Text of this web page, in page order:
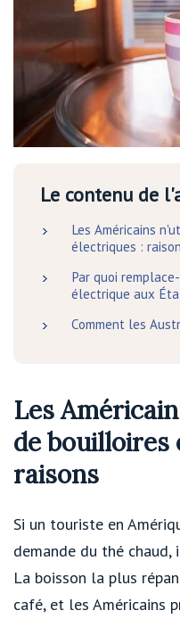
Le contenu de
Les Américains
électriques :
Par quoi
électrique aux
Comment les
Les
de bouilloires
raisons
Si un touriste en
demande du thé chaud,
La boisson la plus
café, et les Américains